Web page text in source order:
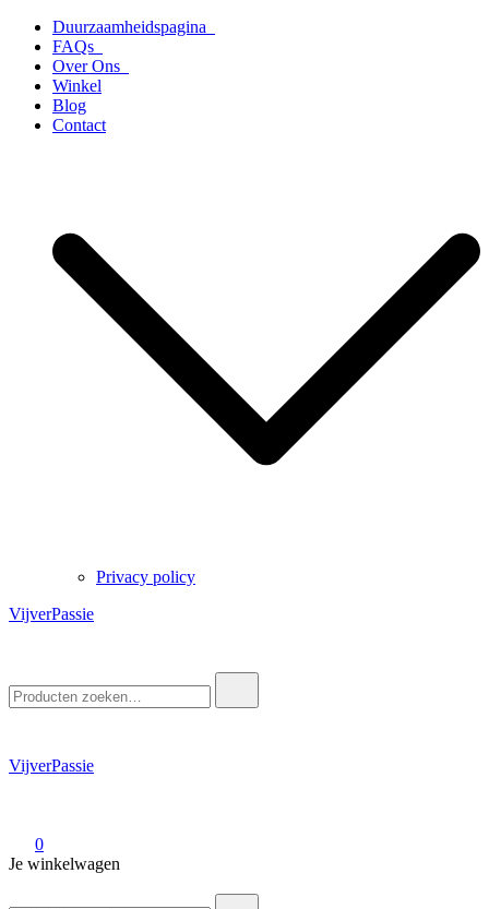
naar
inhoud
Duurzaamheidspagina
FAQs
Over Ons
Winkel
Blog
Contact
Privacy policy
VijverPassie
naar:
VijverPassie
0
Je winkelwagen